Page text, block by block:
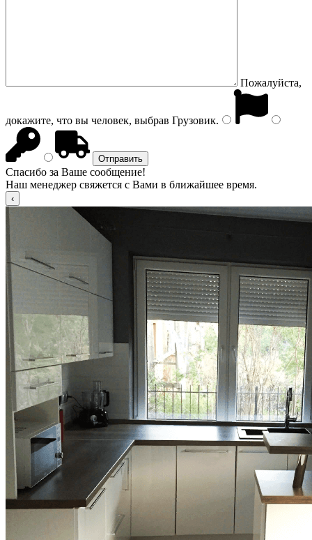
Пожалуйста,
докажите, что вы человек, выбрав Грузовик.
Спасибо за Ваше сообщение!
Наш менеджер свяжется с Вами в ближайшее время.